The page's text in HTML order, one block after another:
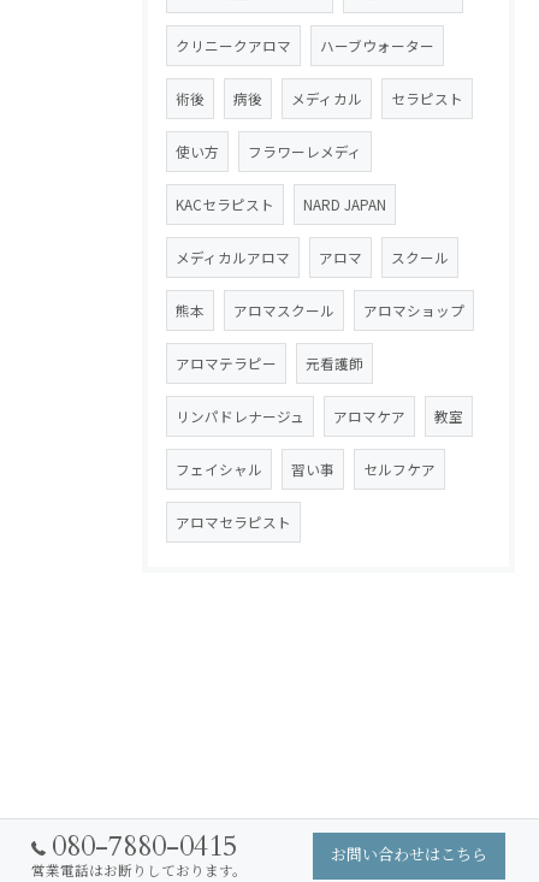
クリニークアロマ ハーブウォーター
術後 病後 メディカル セラピスト
使い方 フラワーレメディ
KACセラピスト NARD JAPAN
メディカルアロマ アロマ スクール
熊本 アロマスクール アロマショップ
アロマテラピー 元看護師
リンパドレナージュ アロマケア 教室
フェイシャル 習い事 セルフケア
アロマセラピスト
080-7880-0415
営業電話はお断りしております。
お問い合わせはこちら